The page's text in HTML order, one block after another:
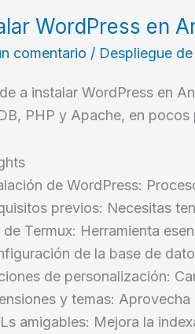
WordPress en
comentario / Despliegue
a instalar WordPress en
PHP y Apache, en pocos
de WordPress:
previos: Necesitas
Termux: Herramienta
de la base de
de personalización:
y temas:
amigables: Mejora la